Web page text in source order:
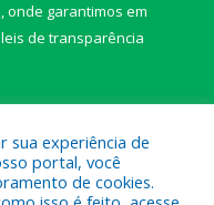
onde garantimos em
leis de transparência
sua experiência de
portal, você
de cookies.